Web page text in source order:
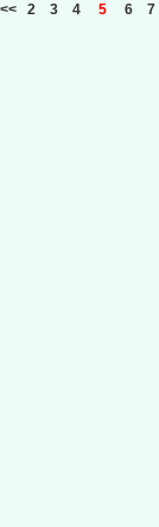
<< 2 3 4 5 6 7